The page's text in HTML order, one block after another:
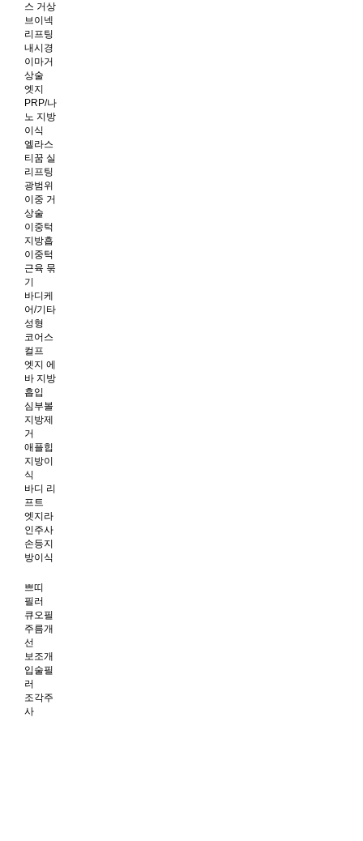
스 거상
브이넥
리프팅
내시경
이마거
상술
엣지
PRP/나
노 지방
이식
엘라스
티꿈 실
리프팅
광범위
이중 거
상술
이중턱
지방흡
이중턱
근육 묶
기
바디케
어/기타
성형
코어스
컬프
엣지 에
바 지방
흡입
심부볼
지방제
거
애플힙
지방이
식
바디 리
프트
엣지라
인주사
손등지
방이식
쁘띠
필러
큐오필
주름개
선
보조개
입술필
러
조각주
사